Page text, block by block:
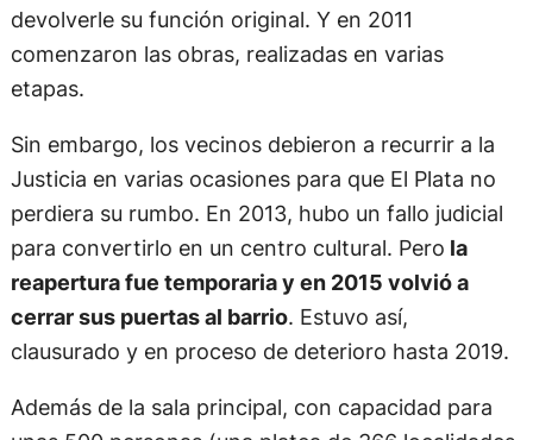
devolverle su función original. Y en 2011
comenzaron las obras, realizadas en varias
etapas.
Sin embargo, los vecinos debieron a recurrir a la
Justicia en varias ocasiones para que El Plata no
perdiera su rumbo. En 2013, hubo un fallo judicial
para convertirlo en un centro cultural. Pero la
reapertura fue temporaria y en 2015 volvió a
cerrar sus puertas al barrio. Estuvo así,
clausurado y en proceso de deterioro hasta 2019.
Además de la sala principal, con capacidad para